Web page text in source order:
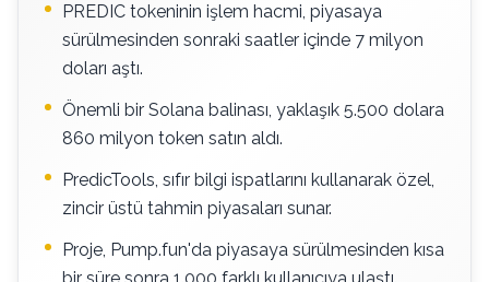
PREDIC tokeninin işlem hacmi, piyasaya
sürülmesinden sonraki saatler içinde 7 milyon
doları aştı.
Önemli bir Solana balinası, yaklaşık 5.500 dolara
860 milyon token satın aldı.
PredicTools, sıfır bilgi ispatlarını kullanarak özel,
zincir üstü tahmin piyasaları sunar.
Proje, Pump.fun'da piyasaya sürülmesinden kısa